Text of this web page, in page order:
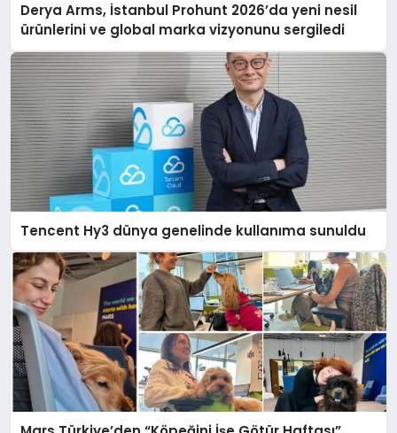
Derya Arms, İstanbul Prohunt 2026’da yeni nesil
ürünlerini ve global marka vizyonunu sergiledi
Tencent Hy3 dünya genelinde kullanıma sunuldu